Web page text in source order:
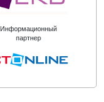
Информационный
партнер